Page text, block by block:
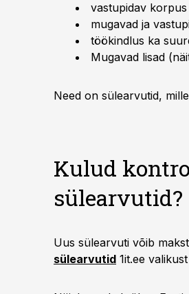
vastupidav korpus
mugavad ja
töökindlus ka
Mugavad lisad
Need on sülearvutid,
Kulud
sülearvutid?
Uus sülearvuti võib
sülearvutid 1it.ee